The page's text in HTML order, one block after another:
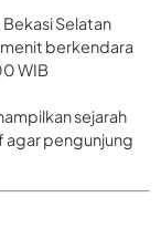
Bekasi Selatan
berkendara
WIB
sejarah
agar pengunjung